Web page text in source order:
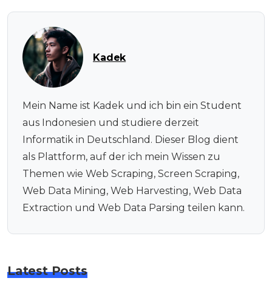
Kadek
Mein Name ist Kadek und ich bin ein Student
aus Indonesien und studiere derzeit
Informatik in Deutschland. Dieser Blog dient
als Plattform, auf der ich mein Wissen zu
Themen wie Web Scraping, Screen Scraping,
Web Data Mining, Web Harvesting, Web Data
Extraction und Web Data Parsing teilen kann.
Latest Posts